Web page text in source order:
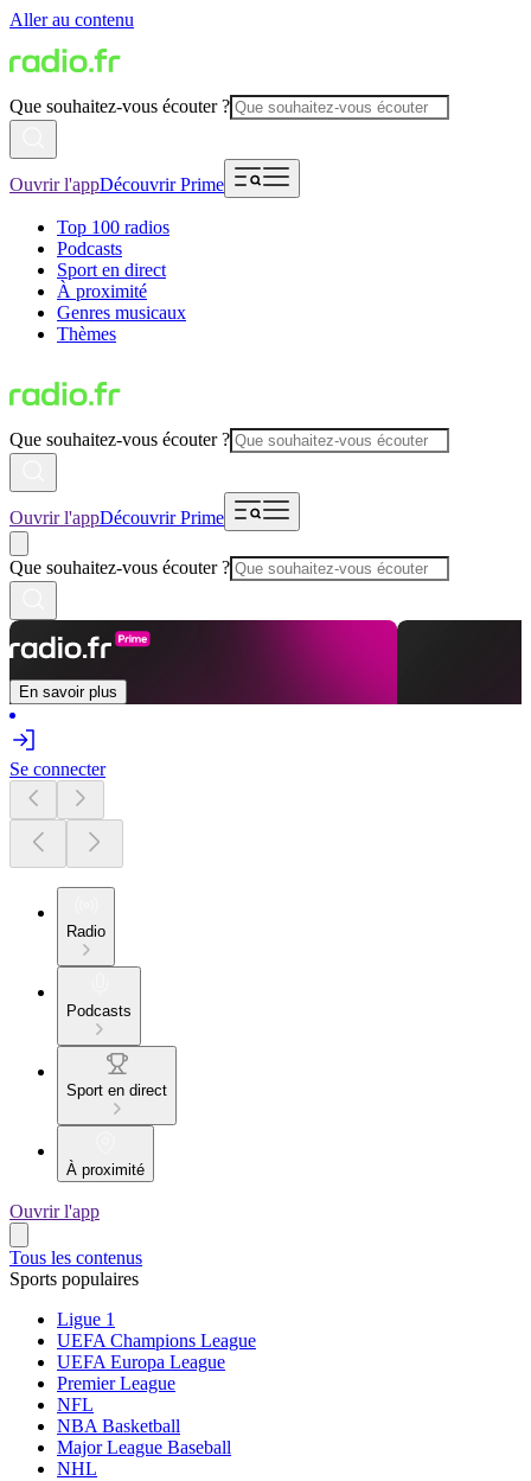
Aller au contenu
Que souhaitez-vous écouter ?
Ouvrir l'appDécouvrir Prime
Top 100 radios
Podcasts
Sport en direct
À proximité
Genres musicaux
Thèmes
Que souhaitez-vous écouter ?
Ouvrir l'appDécouvrir Prime
Que souhaitez-vous écouter ?
En savoir plus
Se connecter
Radio
Podcasts
Sport en direct
À proximité
Ouvrir l'app
Tous les contenus
Sports populaires
Ligue 1
UEFA Champions League
UEFA Europa League
Premier League
NFL
NBA Basketball
Major League Baseball
NHL